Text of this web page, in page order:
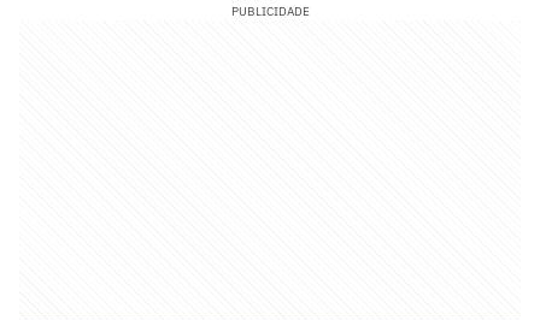
PUBLICIDADE